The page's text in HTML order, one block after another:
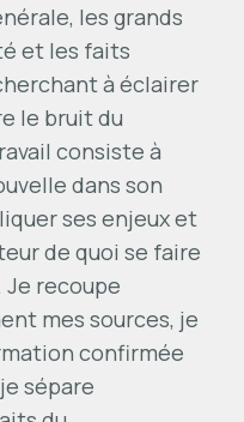
les grands
et les faits
à éclairer
le bruit du
consiste à
dans son
ses enjeux et
de quoi se faire
Je recoupe
mes sources, je
confirmée
sépare